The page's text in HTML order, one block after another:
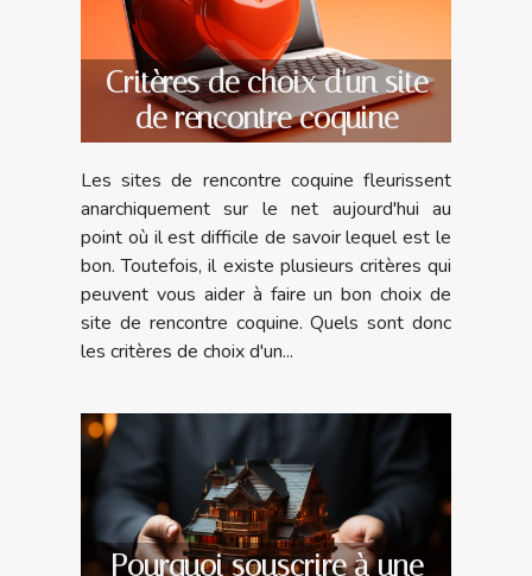
Critères de choix d'un site
de rencontre coquine
Les sites de rencontre coquine fleurissent
anarchiquement sur le net aujourd'hui au
point où il est difficile de savoir lequel est le
bon. Toutefois, il existe plusieurs critères qui
peuvent vous aider à faire un bon choix de
site de rencontre coquine. Quels sont donc
les critères de choix d'un...
Pourquoi souscrire à une